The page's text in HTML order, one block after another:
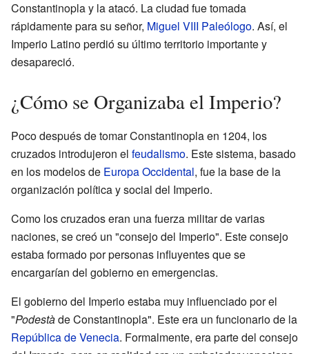
Constantinopla y la atacó. La ciudad fue tomada
rápidamente para su señor, Miguel VIII Paleólogo. Así, el
Imperio Latino perdió su último territorio importante y
desapareció.
¿Cómo se Organizaba el Imperio?
Poco después de tomar Constantinopla en 1204, los
cruzados introdujeron el feudalismo. Este sistema, basado
en los modelos de Europa Occidental, fue la base de la
organización política y social del Imperio.
Como los cruzados eran una fuerza militar de varias
naciones, se creó un "consejo del Imperio". Este consejo
estaba formado por personas influyentes que se
encargarían del gobierno en emergencias.
El gobierno del Imperio estaba muy influenciado por el
"Podestàde Constantinopla". Este era un funcionario de la
República de Venecia. Formalmente, era parte del consejo